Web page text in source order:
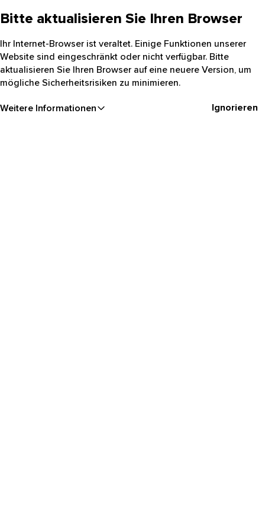
Bitte aktualisieren Sie Ihren Browser
Ihr Internet-Browser ist veraltet. Einige Funktionen unserer
Website sind eingeschränkt oder nicht verfügbar. Bitte
aktualisieren Sie Ihren Browser auf eine neuere Version, um
mögliche Sicherheitsrisiken zu minimieren.
Weitere Informationen Ignorieren